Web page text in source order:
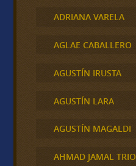
ADRIANA VARELA
AGLAE CABALLERO
AGUSTÍN IRUSTA
AGUSTÍN LARA
AGUSTÍN MAGALDI
AHMAD JAMAL TRIO